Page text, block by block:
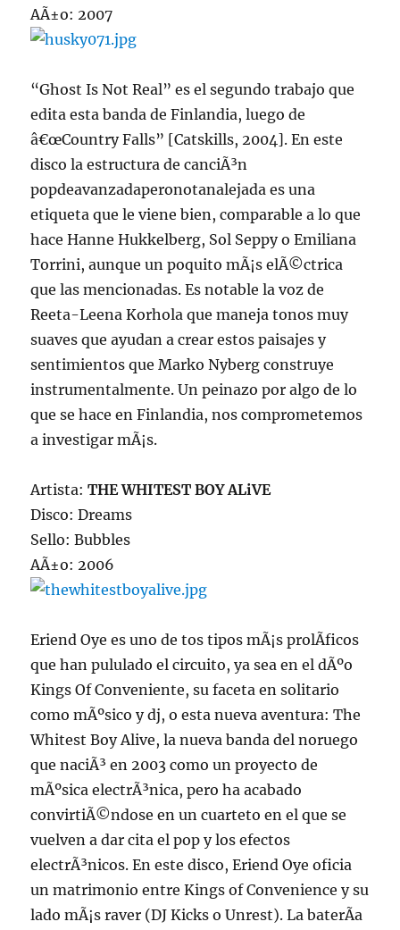
AÃ±o: 2007
“Ghost Is Not Real” es el segundo trabajo que
edita esta banda de Finlandia, luego de
â€œCountry Falls” [Catskills, 2004]. En este
disco la estructura de canciÃ³n
popdeavanzadaperonotanalejada es una
etiqueta que le viene bien, comparable a lo que
hace Hanne Hukkelberg, Sol Seppy o Emiliana
Torrini, aunque un poquito mÃ¡s elÃ©ctrica
que las mencionadas. Es notable la voz de
Reeta-Leena Korhola que maneja tonos muy
suaves que ayudan a crear estos paisajes y
sentimientos que Marko Nyberg construye
instrumentalmente. Un peinazo por algo de lo
que se hace en Finlandia, nos comprometemos
a investigar mÃ¡s.
Artista:THE WHITEST BOY ALiVE
Disco: Dreams
Sello: Bubbles
AÃ±o: 2006
Eriend Oye es uno de tos tipos mÃ¡s prolÃ­ficos
que han pululado el circuito, ya sea en el dÃºo
Kings Of Conveniente, su faceta en solitario
como mÃºsico y dj, o esta nueva aventura: The
Whitest Boy Alive, la nueva banda del noruego
que naciÃ³ en 2003 como un proyecto de
mÃºsica electrÃ³nica, pero ha acabado
convirtiÃ©ndose en un cuarteto en el que se
vuelven a dar cita el pop y los efectos
electrÃ³nicos. En este disco, Eriend Oye oficia
un matrimonio entre Kings of Convenience y su
lado mÃ¡s raver (DJ Kicks o Unrest). La baterÃ­a